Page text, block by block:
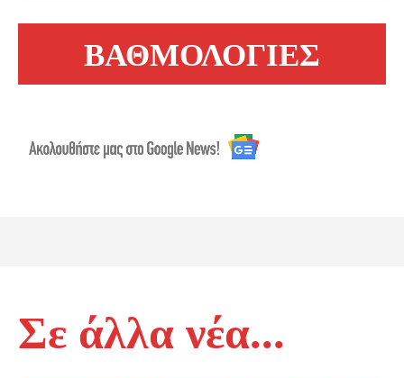
ΒΑΘΜΟΛΟΓΙΕΣ
Σε άλλα νέα...